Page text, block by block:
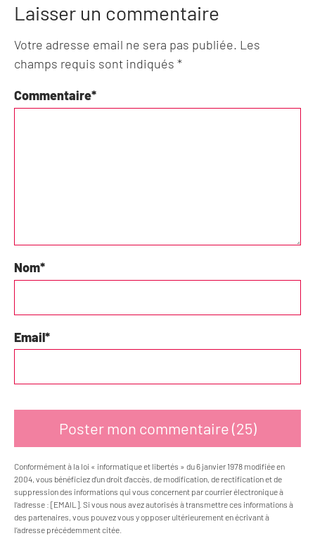
Laisser un commentaire
Votre adresse email ne sera pas publiée. Les
champs requis sont indiqués *
Commentaire*
Nom*
Email*
Conformément à la loi « informatique et libertés » du 6 janvier 1978 modifiée en
2004, vous bénéficiez d’un droit d’accès, de modification, de rectification et de
suppression des informations qui vous concernent par courrier électronique à
l’adresse : [EMAIL]. Si vous nous avez autorisés à transmettre ces informations à
des partenaires, vous pouvez vous y opposer ultérieurement en écrivant à
l’adresse précédemment citée.